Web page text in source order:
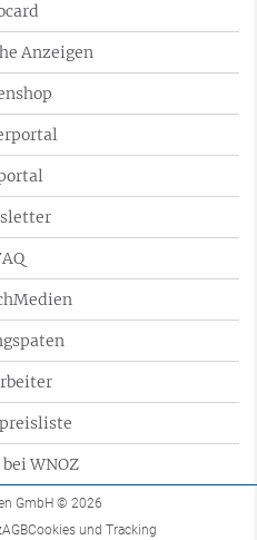
Anzeigen
WNOZ
GmbH © 2026
AGBCookies und Tracking